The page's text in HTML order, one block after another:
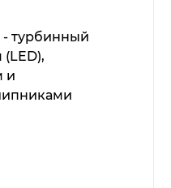
- турбинный
и